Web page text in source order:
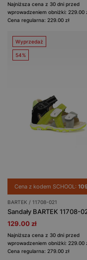
Najniższa cena z 30 dni przed
wprowadzeniem obniżki: 229.00
Cena regularna: 229.00 zł
Wyprzedaż
54%
Cena z kodem SCHOOL:
BARTEK / 11708-021
129.00 zł
Najniższa cena z 30 dni przed
wprowadzeniem obniżki: 229.00
Cena regularna: 279.00 zł